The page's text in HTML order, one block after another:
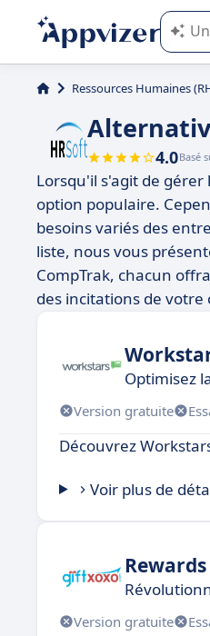
L'IA
Ressources Humaines
4.0Basé
Lorsqu'il s'agit de
option populaire.
besoins variés des
liste, nous vous
CompTrak, chacun
des incitations de
Optimisez
Version gratuite
Découvrez
Voir plus de
Version gratuite